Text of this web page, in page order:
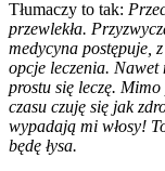
Tłumaczy to tak:
przewlekła.
medycyna postępuje,
opcje leczenia. Nawet
prostu się leczę. Mimo
czasu czuję się jak
wypadają mi włosy!
będę łysa.